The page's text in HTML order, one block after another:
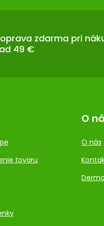
zdarma pri
49 €
tovaru
O
O nás